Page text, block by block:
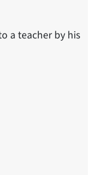
a teacher by his